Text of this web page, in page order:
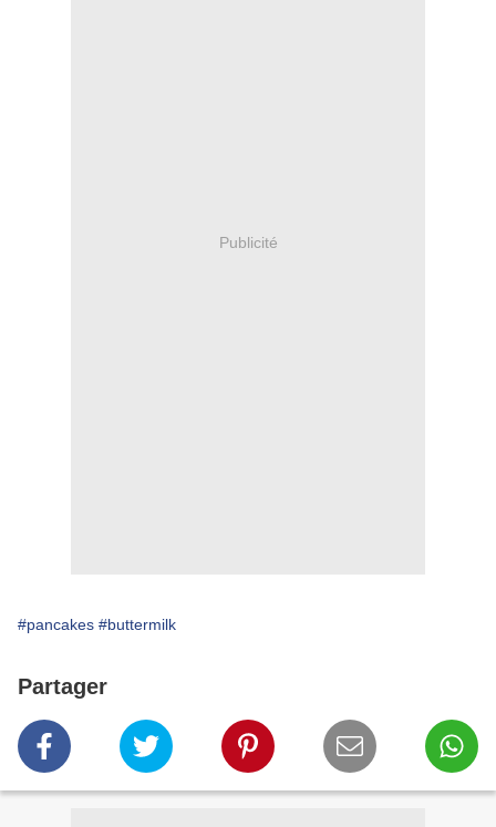
Publicité
#pancakes #buttermilk
Partager